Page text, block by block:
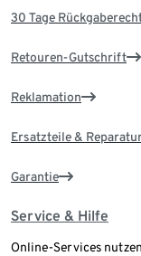
30 Tage
Retouren-Gutschrift
Reklamation
Ersatzteile &
Garantie
Service & Hilfe
Online-Services